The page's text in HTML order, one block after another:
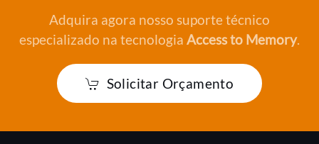
Adquira agora nosso suporte técnico
especializado na tecnologia Access to Memory.
Solicitar Orçamento